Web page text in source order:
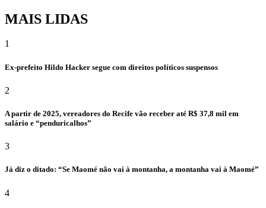
MAIS LIDAS
1
Ex-prefeito Hildo Hacker segue com direitos políticos suspensos
2
A partir de 2025, vereadores do Recife vão receber até R$ 37,8 mil em
salário e “penduricalhos”
3
Já diz o ditado: “Se Maomé não vai à montanha, a montanha vai à Maomé”
4